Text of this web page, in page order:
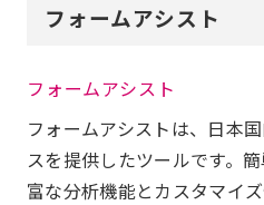
フォームアシスト
フォームアシスト
フォームアシストは、日本
スを提供したツールです。
富な分析機能とカスタマイ